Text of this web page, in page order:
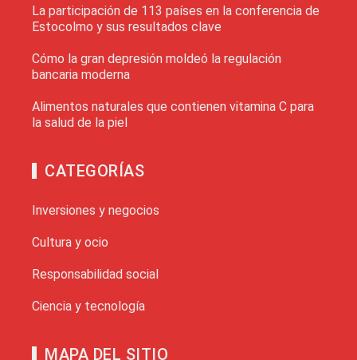
La participación de 113 países en la conferencia de
Estocolmo y sus resultados clave
Cómo la gran depresión moldeó la regulación
bancaria moderna
Alimentos naturales que contienen vitamina C para
la salud de la piel
CATEGORÍAS
Inversiones y negocios
Cultura y ocio
Responsabilidad social
Ciencia y tecnología
MAPA DEL SITIO